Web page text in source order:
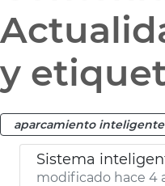
y
aparcamiento inteligente
modificado hace 4